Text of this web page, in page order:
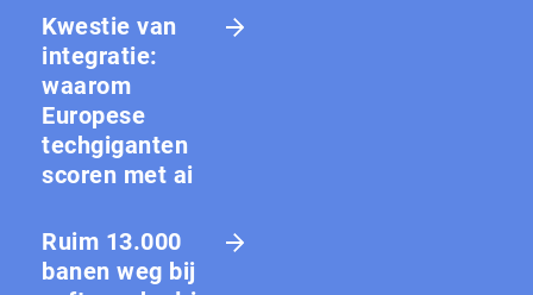
Kwestie van
integratie:
waarom
Europese
techgiganten
scoren met ai
Ruim 13.000
banen weg bij